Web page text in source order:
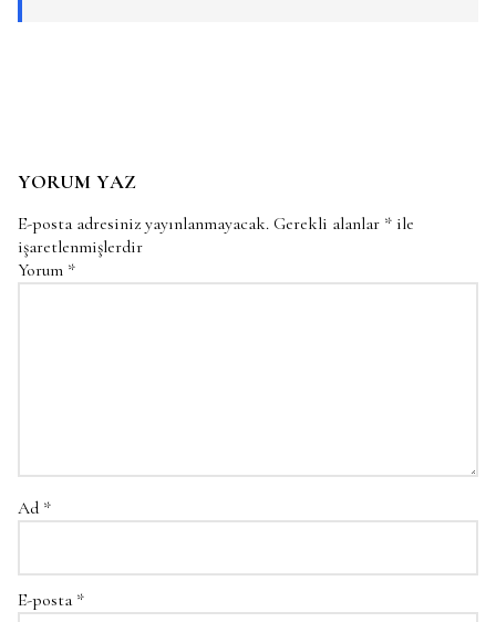
YORUM YAZ
E-posta adresiniz yayınlanmayacak. Gerekli alanlar * ile
işaretlenmişlerdir
Yorum *
Ad *
E-posta *